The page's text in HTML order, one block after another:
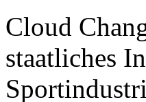
Cloud
staatliches